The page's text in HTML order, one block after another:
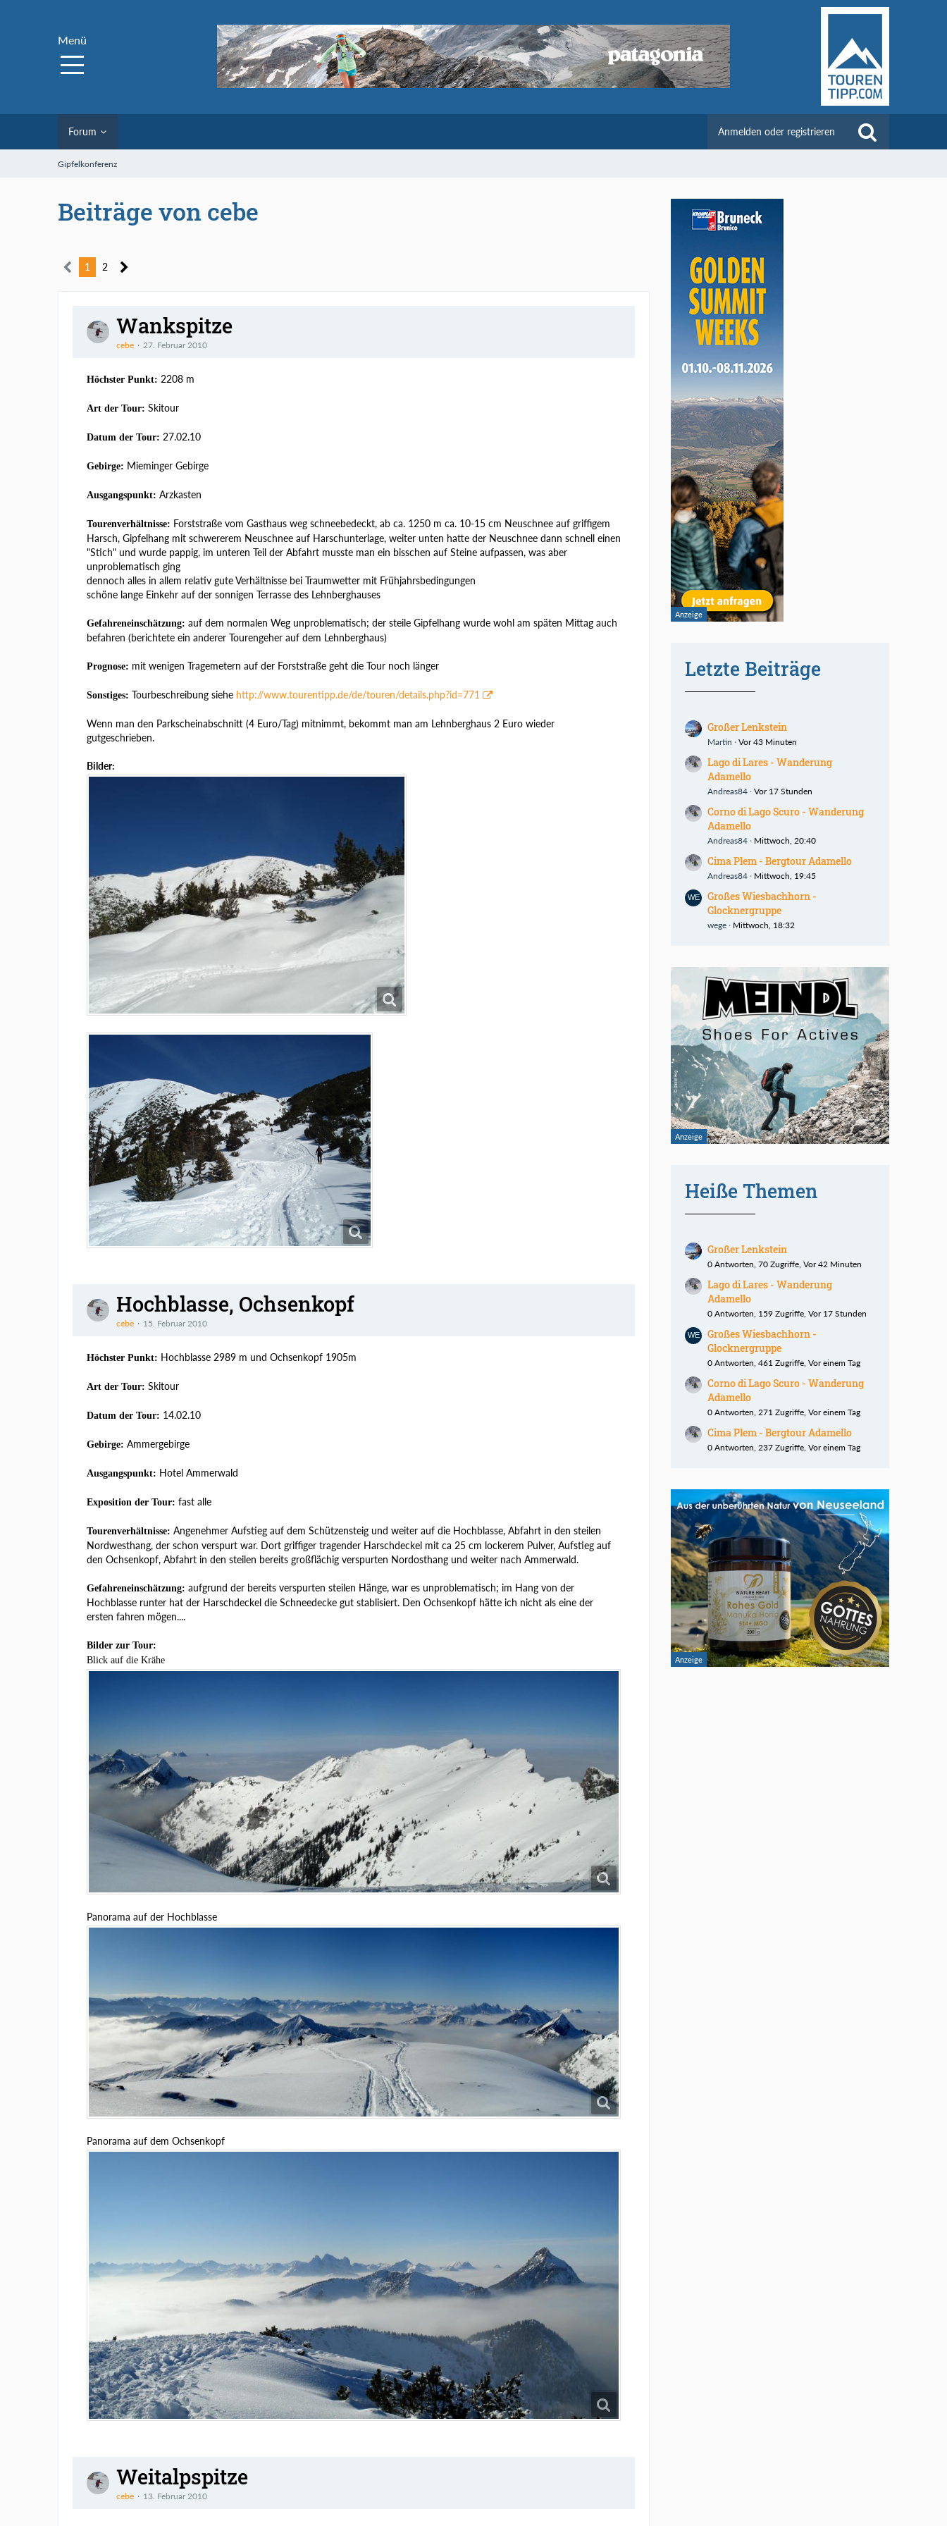
Menü
Forum Anmelden oder registrieren
Gipfelkonferenz
Beiträge von cebe
1 2
Wankspitze
cebe 27. Februar 2010
Höchster Punkt: 2208 m
Art der Tour: Skitour
Datum der Tour: 27.02.10
Gebirge: Mieminger Gebirge
Ausgangspunkt: Arzkasten
Tourenverhältnisse: Forststraße vom Gasthaus weg schneebedeckt, ab ca. 1250 m ca. 10-15 cm Neuschnee auf griffigem
Harsch, Gipfelhang mit schwererem Neuschnee auf Harschunterlage, weiter unten hatte der Neuschnee dann schnell einen
"Stich" und wurde pappig, im unteren Teil der Abfahrt musste man ein bisschen auf Steine aufpassen, was aber
unproblematisch ging
dennoch alles in allem relativ gute Verhältnisse bei Traumwetter mit Frühjahrsbedingungen
schöne lange Einkehr auf der sonnigen Terrasse des Lehnberghauses
Gefahreneinschätzung: auf dem normalen Weg unproblematisch; der steile Gipfelhang wurde wohl am späten Mittag auch
befahren (berichtete ein anderer Tourengeher auf dem Lehnberghaus)
Prognose: mit wenigen Tragemetern auf der Forststraße geht die Tour noch länger
Sonstiges: Tourbeschreibung siehe http://www.tourentipp.de/de/touren/details.php?id=771
Wenn man den Parkscheinabschnitt (4 Euro/Tag) mitnimmt, bekommt man am Lehnberghaus 2 Euro wieder
gutgeschrieben.
Bilder:
Hochblasse, Ochsenkopf
cebe 15. Februar 2010
Höchster Punkt: Hochblasse 2989 m und Ochsenkopf 1905m
Art der Tour: Skitour
Datum der Tour: 14.02.10
Gebirge: Ammergebirge
Ausgangspunkt: Hotel Ammerwald
Exposition der Tour: fast alle
Tourenverhältnisse: Angenehmer Aufstieg auf dem Schützensteig und weiter auf die Hochblasse, Abfahrt in den steilen
Nordwesthang, der schon verspurt war. Dort griffiger tragender Harschdeckel mit ca 25 cm lockerem Pulver, Aufstieg auf
den Ochsenkopf, Abfahrt in den steilen bereits großflächig verspurten Nordosthang und weiter nach Ammerwald.
Gefahreneinschätzung: aufgrund der bereits verspurten steilen Hänge, war es unproblematisch; im Hang von der
Hochblasse runter hat der Harschdeckel die Schneedecke gut stablisiert. Den Ochsenkopf hätte ich nicht als eine der
ersten fahren mögen....
Bilder zur Tour:
Blick auf die Krähe
Panorama auf der Hochblasse
Panorama auf dem Ochsenkopf
Weitalpspitze
cebe 13. Februar 2010
Letzte Beiträge
Großer Lenkstein
Martin Vor 43 Minuten
Lago di Lares - Wanderung
Adamello
Andreas84 Vor 17 Stunden
Corno di Lago Scuro - Wanderung
Adamello
Andreas84 Mittwoch, 20:40
Cima Plem - Bergtour Adamello
Andreas84 Mittwoch, 19:45
Großes Wiesbachhorn -
Glocknergruppe
wege Mittwoch, 18:32
Heiße Themen
Großer Lenkstein
0 Antworten, 70 Zugriffe, Vor 42 Minuten
Lago di Lares - Wanderung
Adamello
0 Antworten, 159 Zugriffe, Vor 17 Stunden
Großes Wiesbachhorn -
Glocknergruppe
0 Antworten, 461 Zugriffe, Vor einem Tag
Corno di Lago Scuro - Wanderung
Adamello
0 Antworten, 271 Zugriffe, Vor einem Tag
Cima Plem - Bergtour Adamello
0 Antworten, 237 Zugriffe, Vor einem Tag